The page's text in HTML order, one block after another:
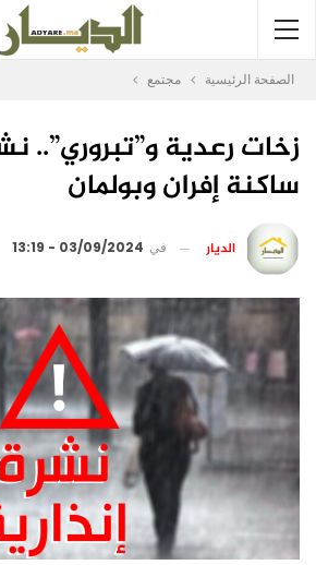
الصفحة الرئيسية مجتمع
زخات رعدية و”تبروري”..
ساكنة إفران وبولمان
الديار في 03/09/2024 - 13:19